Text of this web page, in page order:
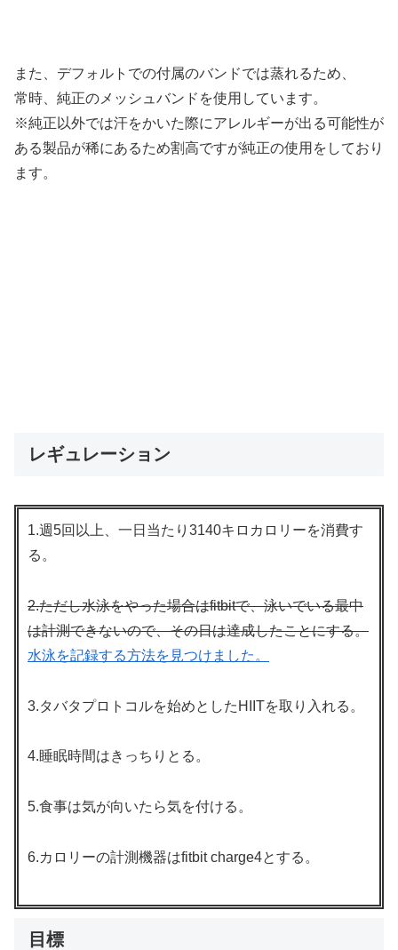
また、デフォルトでの付属のバンドでは蒸れるため、
常時、純正のメッシュバンドを使用しています。
※純正以外では汗をかいた際にアレルギーが出る可能性が
ある製品が稀にあるため割高ですが純正の使用をしており
ます。
レギュレーション
1.週5回以上、一日当たり3140キロカロリーを消費す
る。
2.ただし水泳をやった場合はfitbitで、泳いでいる最中
は計測できないので、その日は達成したことにする。
水泳を記録する方法を見つけました。
3.タバタプロトコルを始めとしたHIITを取り入れる。
4.睡眠時間はきっちりとる。
5.食事は気が向いたら気を付ける。
6.カロリーの計測機器はfitbit charge4とする。
目標